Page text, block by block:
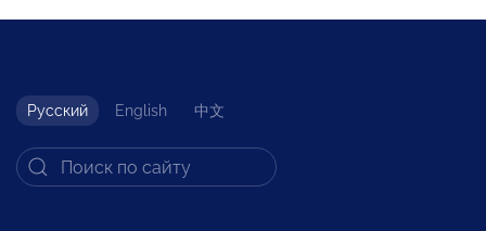
Русский English 中文